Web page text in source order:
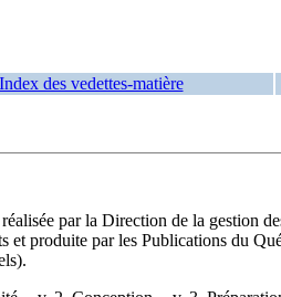
Index des vedettes-matière
par la Direction de la gestion
et produite par les Publications